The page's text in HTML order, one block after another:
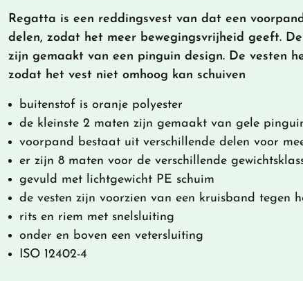
Regatta is een reddingsvest van dat een
delen, zodat het meer bewegingsvrijheid geeft.
zijn gemaakt van een pinguin design. De vesten
zodat het vest niet omhoog kan schuiven
buitenstof is oranje polyester
de kleinste 2 maten zijn gemaakt van gele
voorpand bestaat uit verschillende delen voor
er zijn 8 maten voor de verschillende
gevuld met lichtgewicht PE schuim
de vesten zijn voorzien van een kruisband tegen
rits en riem met snelsluiting
onder en boven een vetersluiting
ISO 12402-4